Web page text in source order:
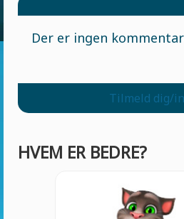
Der er ingen
Tilmeld dig/
HVEM ER BEDRE?